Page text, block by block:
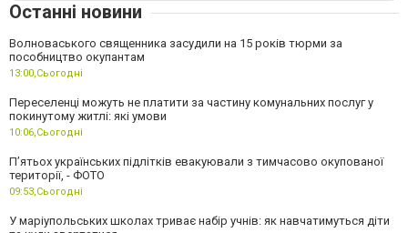
Останні новини
Волноваського священника засудили на 15 років тюрми за
пособництво окупантам
13:00,Сьогодні
Переселенці можуть не платити за частину комунальних послуг у
покинутому житлі: які умови
10:06,Сьогодні
П’ятьох українських підлітків евакуювали з тимчасово окупованої
території, - ФОТО
09:53,Сьогодні
У маріупольських школах триває набір учнів: як навчатимуться діти